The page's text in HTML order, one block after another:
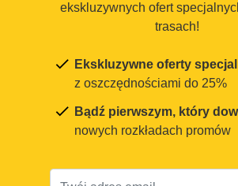
ekskluzywnych ofert
trasach!
Ekskluzywne oferty
z oszczędnościami do 25%
Bądź pierwszym, który
nowych rozkładach promów